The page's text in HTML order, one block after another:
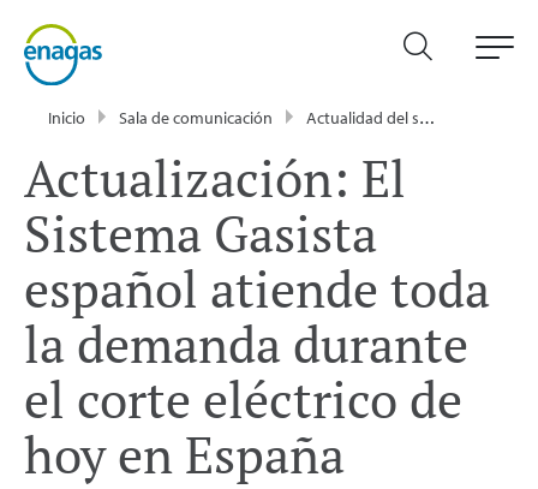
Inicio Sala de comunicación Actualidad del sector energético - Enagás
Actualización: El
Sistema Gasista
español atiende toda
la demanda durante
el corte eléctrico de
hoy en España